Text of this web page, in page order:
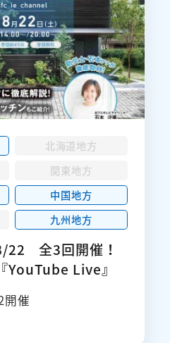
北海道地方
関東地方
中国地方
九州地方
22 全3回開催！
Live』
開催